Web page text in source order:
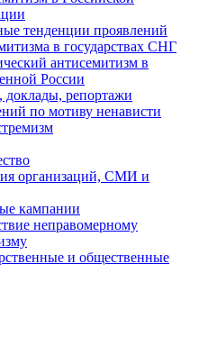
тенденции проявлений
в государствах СНГ
антисемитизм в
России
доклады, репортажи
по мотиву ненависти
организаций, СМИ и
кампании
неправомерному
и общественные